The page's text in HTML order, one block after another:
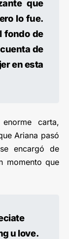
que
lo fue.
fondo de
de
en esta
carta,
Ariana pasó
encargó de
momento que
u love.